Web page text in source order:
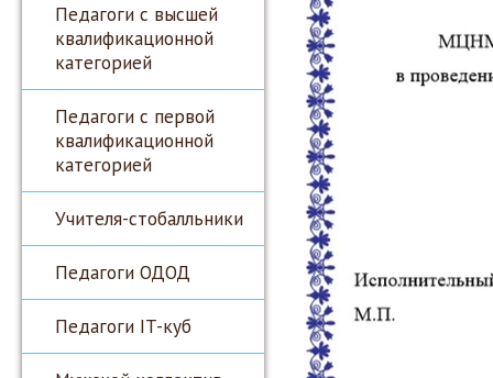
Педагоги с высшей
квалификационной
категорией
Педагоги с первой
квалификационной
категорией
Учителя-стобалльники
Педагоги ОДОД
Педагоги IT-куб